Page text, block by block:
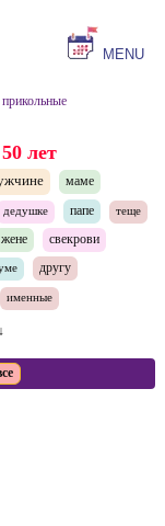
MENU
прикольные
лет
маме
дедушке папе теще
жене свекрови
другу
именные